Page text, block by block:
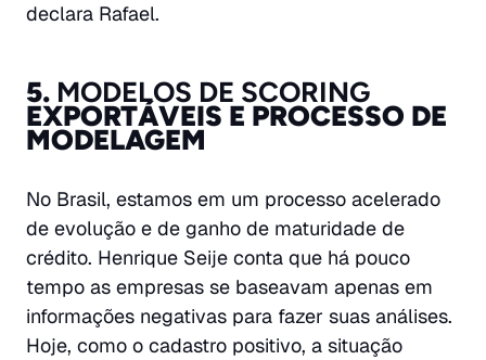
declara Rafael.
5. MODELOS DE SCORING
EXPORTÁVEIS E PROCESSO DE
MODELAGEM
No Brasil, estamos em um processo acelerado
de evolução e de ganho de maturidade de
crédito. Henrique Seije conta que há pouco
tempo as empresas se baseavam apenas em
informações negativas para fazer suas análises.
Hoje, como o cadastro positivo, a situação